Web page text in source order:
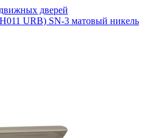
дверей
URB) SN-3 матовый никель